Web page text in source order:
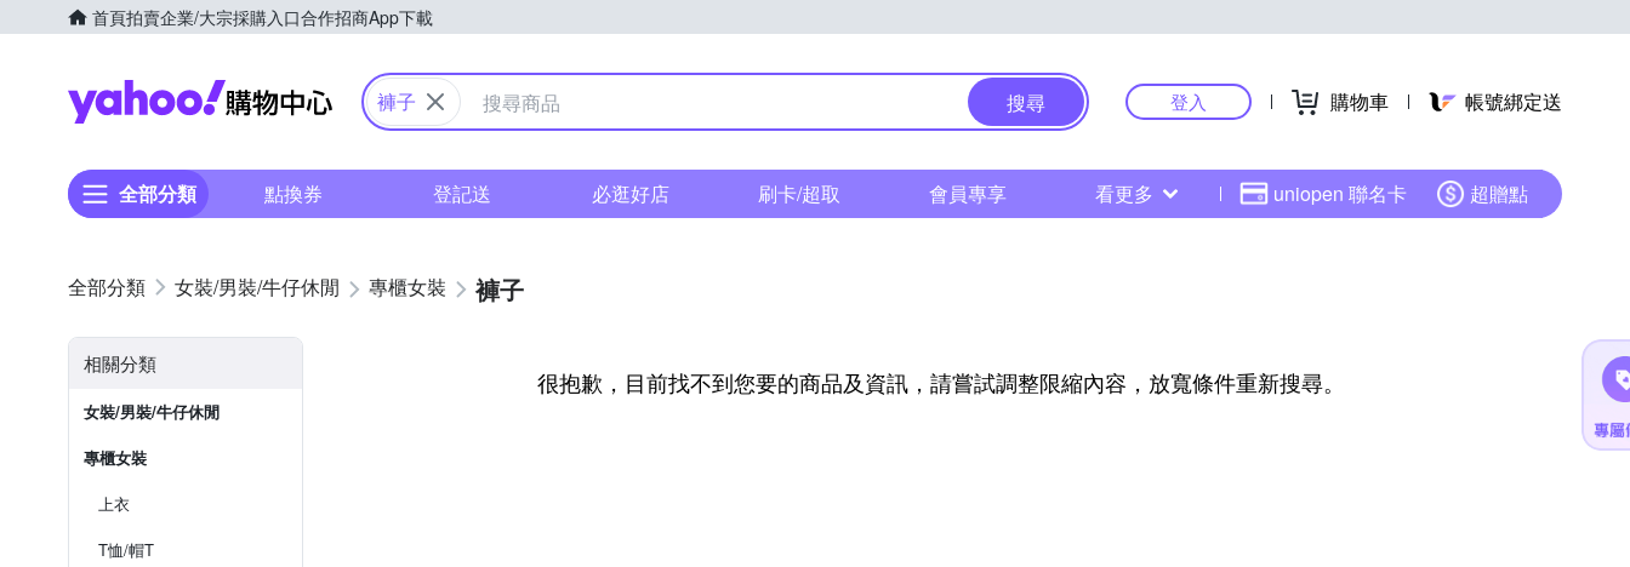
首頁拍賣企業/大宗採購入口合作招商App下載
Yahoo購物中心
褲子 搜尋 登入 購物車 帳號綁定送
全部分類 點換券 登記送 必逛好店 刷卡/超取 會員專享 看更多 uniopen 聯名卡 超贈點
女裝/男裝/牛仔休閒 專櫃女裝 褲子
相關分類
女裝/男裝/牛仔休閒
專櫃女裝
上衣
T恤/帽T
很抱歉，目前找不到您要的商品及資訊，請嘗試調整限縮內容，放寬條件重新搜尋。